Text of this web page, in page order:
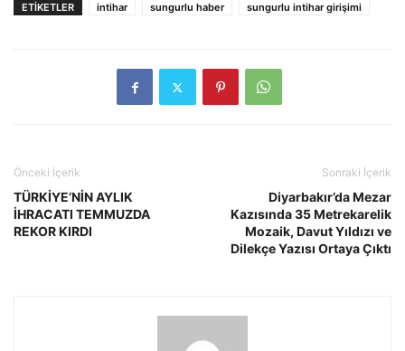
ETIKETLER intihar sungurlu haber sungurlu intihar girişimi
Önceki İçerik
TÜRKİYE’NİN AYLIK
İHRACATI TEMMUZDA
REKOR KIRDI
Sonraki İçerik
Diyarbakır’da Mezar
Kazısında 35 Metrekarelik
Mozaik, Davut Yıldızı ve
Dilekçe Yazısı Ortaya Çıktı